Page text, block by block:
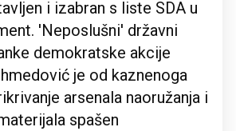
i izabran s liste SDA u
'Neposlušni' državni
demokratske akcije
je od kaznenoga
arsenala naoružanja i
spašen